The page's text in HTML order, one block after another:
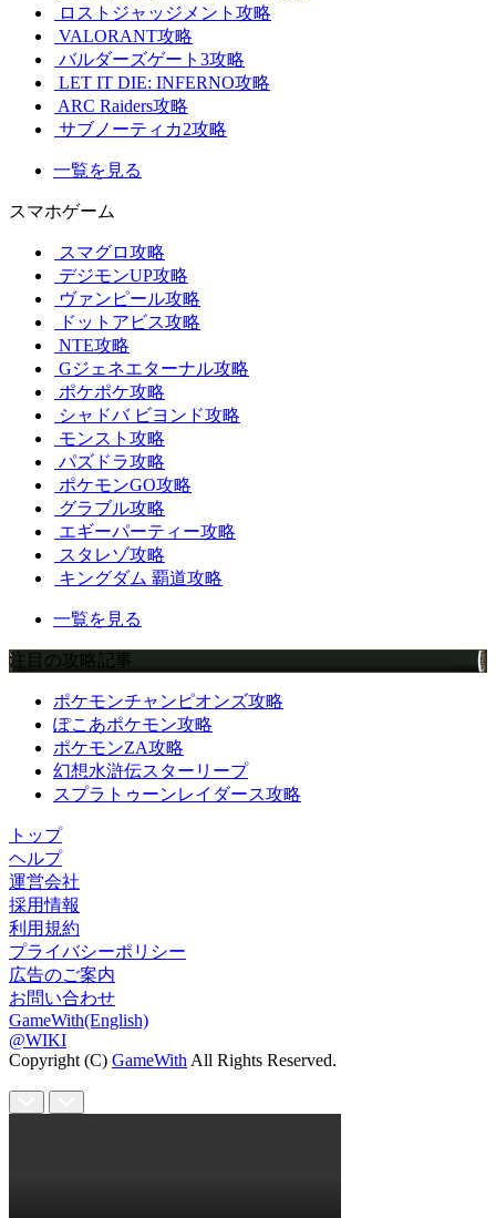
ロストジャッジメント攻略
VALORANT攻略
バルダーズゲート3攻略
LET IT DIE: INFERNO攻略
ARC Raiders攻略
サブノーティカ2攻略
一覧を見る
スマホゲーム
スマグロ攻略
デジモンUP攻略
ヴァンピール攻略
ドットアビス攻略
NTE攻略
Gジェネエターナル攻略
ポケポケ攻略
シャドバ ビヨンド攻略
モンスト攻略
パズドラ攻略
ポケモンGO攻略
グラブル攻略
エギーパーティー攻略
スタレゾ攻略
キングダム 覇道攻略
一覧を見る
注目の攻略記事
ポケモンチャンピオンズ攻略
ぽこあポケモン攻略
ポケモンZA攻略
幻想水滸伝スターリープ
スプラトゥーンレイダース攻略
トップ
ヘルプ
運営会社
採用情報
利用規約
プライバシーポリシー
広告のご案内
お問い合わせ
GameWith(English)
@WIKI
Copyright (C) GameWith All Rights Reserved.